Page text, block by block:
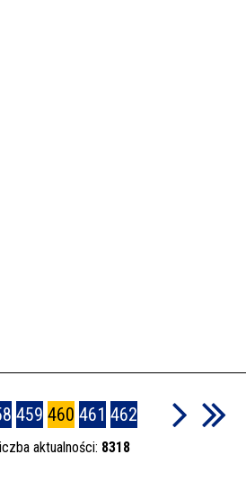
459 460 461 462
aktualności: 8318